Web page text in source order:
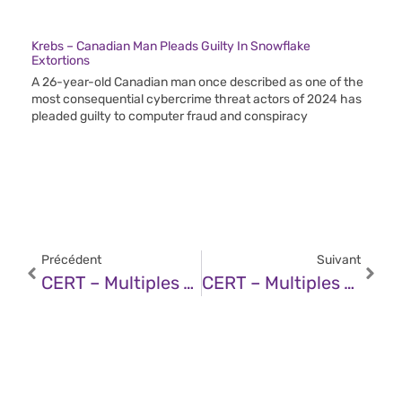
Krebs – Canadian Man Pleads Guilty In Snowflake
Extortions
A 26-year-old Canadian man once described as one of the
most consequential cybercrime threat actors of 2024 has
pleaded guilty to computer fraud and conspiracy
Précédent
CERT – Multiples Vulnérabilités Dans Ivanti Endpoint Manager (EPM) (09 Avril 2025)
Suivant
CERT – Multiples Vulnérabilités Dans Les Produits Elastic (09 Avril 2025)